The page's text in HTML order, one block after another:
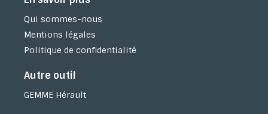
Qui sommes-nous
Mentions légales
Politique de confidentialité
Autre outil
GEMME Hérault